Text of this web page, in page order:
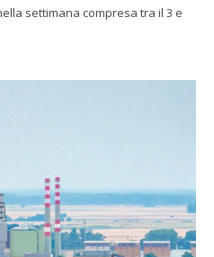
settimana compresa tra il 3 e